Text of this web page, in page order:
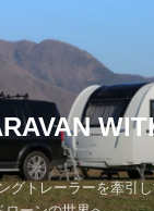
グトレーラーを牽引